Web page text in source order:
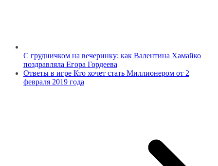
С грудничком на вечеринку: как Валентина Хамайко
поздравляла Егора Гордеева
Ответы в игре Кто хочет стать Миллионером от 2
февраля 2019 года